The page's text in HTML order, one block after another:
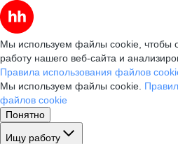
Мы используем файлы cookie, чтобы
работу нашего веб-сайта и
Правила использования файлов
Мы используем файлы cookie.
файлов cookie
Понятно
Ищу работу